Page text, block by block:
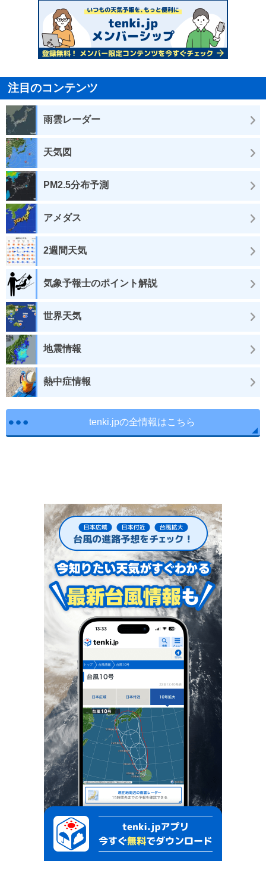
注目のコンテンツ
雨雲レーダー
天気図
PM2.5分布予測
アメダス
2週間天気
気象予報士のポイント解説
世界天気
地震情報
熱中症情報
tenki.jpの全情報はこちら